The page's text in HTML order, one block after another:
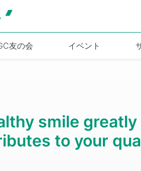
友の会 イベント
smile greatly
to your